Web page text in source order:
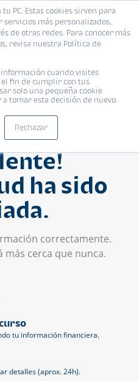
PC. Estas cookies sirven para
más personalizados,
de otras redes. Para conocer más
revisa nuestra Política de
cuando visites
fin de cumplir con tus
solo una pequeña cookie
tomar esta decisión de nuevo.
Rechazar
ha sido
correctamente.
más cerca que nunca.
tu información financiera.
detalles (aprox. 24h).